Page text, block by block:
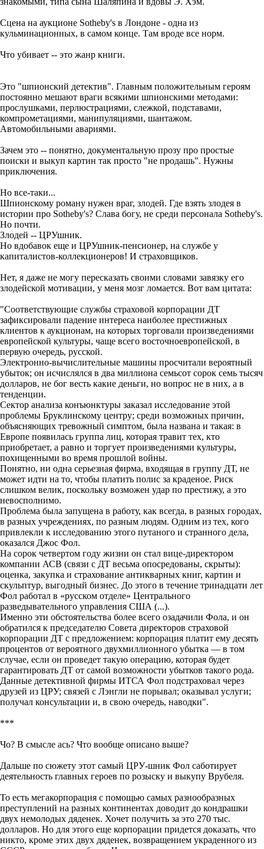
Сцена на аукционе Sotheby's в Лондоне - одна из
кульминационных, в самом конце. Там вроде все норм.
Что убивает -- это жанр книги.
Это "шпионский детектив". Главным положительным героям
постоянно мешают враги всякими шпионскими методами:
прослушками, перлюстрациями, слежкой, подставами,
компрометациями, манипуляциями, шантажом.
Автомобильными авариями.
Зачем это -- понятно, документальную прозу про простые
поиски и выкуп картин так просто "не продашь". Нужны
приключения.
Но все-таки...
Шпионскому роману нужен враг, злодей. Где взять злодея в
истории про Sotheby's? Слава богу, не среди персонала Sotheby's.
Но почти.
Злодей -- ЦРУшник.
Но вдобавок еще и ЦРУшник-пенсионер, на службе у
капиталистов-коллекционеров! И страховщиков.
Нет, я даже не могу пересказать своими словами завязку его
злодейской мотивации, у меня мозг ломается. Вот вам цитата:
"Соответствующие службы страховой корпорации ДТ
зафиксировали падение интереса наиболее престижных
клиентов к аукционам, на которых торговали произведениями
европейской культуры, чаще всего восточноевропейской, в
первую очередь, русской.
Электронно-вычислительные машины просчитали вероятный
убыток; он исчислялся в два миллиона семьсот сорок семь тысяч
долларов, не бог весть какие деньги, но вопрос не в них, а в
тенденции.
Сектор анализа конъюнктуры заказал исследование этой
проблемы Бруклинскому центру; среди возможных причин,
объясняющих тревожный симптом, была названа и такая: в
Европе появилась группа лиц, которая травит тех, кто
приобретает, а равно и торгует произведениями культуры,
похищенными во время прошлой войны.
Понятно, ни одна серьезная фирма, входящая в группу ДТ, не
может идти на то, чтобы платить полис за краденое. Риск
слишком велик, поскольку возможен удар по престижу, а это
невосполнимо.
Проблема была запущена в работу, как всегда, в разных городах,
в разных учреждениях, по разным людям. Одним из тех, кого
привлекли к исследованию этого путаного и странного дела,
оказался Джос Фол.
На сорок четвертом году жизни он стал вице-директором
компании АСВ (связи с ДТ весьма опосредованы, скрыты):
оценка, закупка и страхование антикварных книг, картин и
скульптур, выгодный бизнес. До этого в течение тринадцати лет
Фол работал в «русском отделе» Центрального
разведывательного управления США (...).
Именно эти обстоятельства более всего озадачили Фола, и он
обратился к председателю Совета директоров страховой
корпорации ДТ с предложением: корпорация платит ему десять
процентов от вероятного двухмиллионного убытка — в том
случае, если он проведет такую операцию, которая будет
гарантировать ДТ от самой возможности убытков такого рода.
Данные детективной фирмы ИТСА Фол подстраховал через
друзей из ЦРУ; связей с Лэнгли не порывал; оказывал услуги;
получал консультации и, в свою очередь, наводки".
***
Чо? В смысле ась? Что вообще описано выше?
Дальше по сюжету этот самый ЦРУ-шник Фол саботирует
деятельность главных героев по розыску и выкупу Врубеля.
То есть мегакорпорация с помощью самых разнообразных
преступлений на разных континентах доводит до кондрашки
двух немолодых дяденек. Хочет получить за это 270 тыс.
долларов. Но для этого еще корпорации придется доказать, что
никто, кроме этих двух дяденек, возвращением украденного из